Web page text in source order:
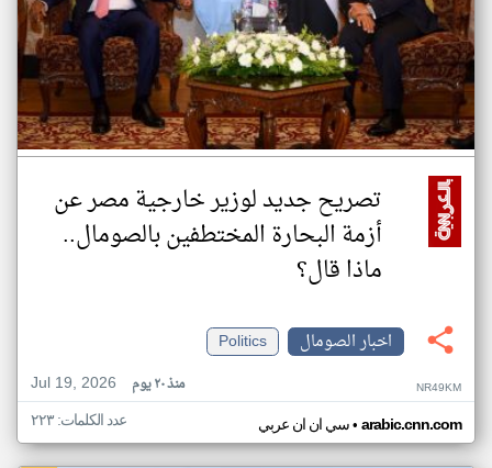
تصريح جديد لوزير خارجية مصر عن
أزمة البحارة المختطفين بالصومال..
ماذا قال؟
اخبار الصومال
Politics
Jul 19, 2026
منذ ٢٠ يوم NR49KM
سي ان ان عربي• arabic.cnn.com عدد الكلمات: ٢٢٣